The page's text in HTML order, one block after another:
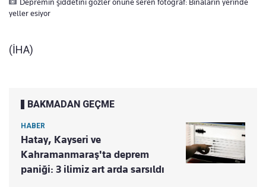
yeller esiyor
(İHA)
BAKMADAN GEÇME
HABER
Hatay, Kayseri ve
Kahramanmaraş'ta deprem
paniği: 3 ilimiz art arda sarsıldı